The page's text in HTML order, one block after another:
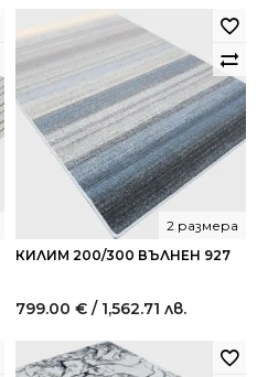
КИЛИМ 200/300 ВЪЛНЕН 927
2 размера
799.00 € / 1,562.71 лв.